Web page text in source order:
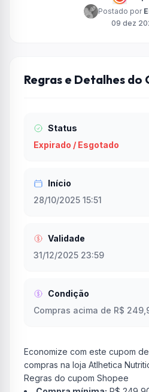
Postado por
09 dez
Regras e Detalhes do
Status
Expirado / Esgotado
Início
28/10/2025 15:51
Validade
31/12/2025 23:59
Condição
Compras acima de R$
Economize com este cupom
compras na loja Atlhetica
Regras do cupom Shopee